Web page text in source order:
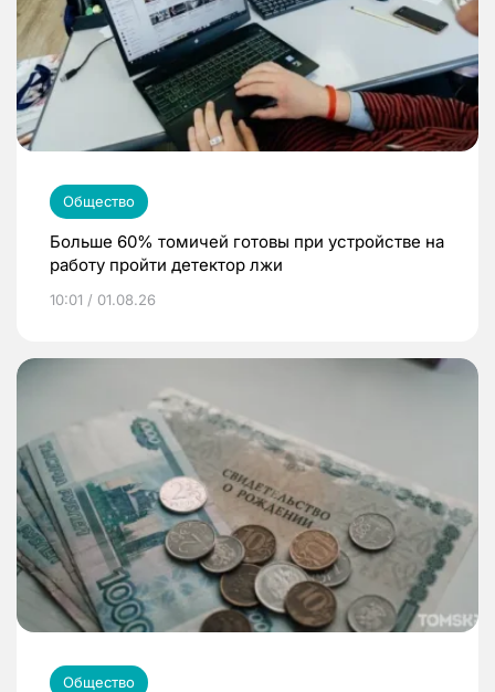
Общество
Больше 60% томичей готовы при устройстве на
работу пройти детектор лжи
10:01 / 01.08.26
Общество